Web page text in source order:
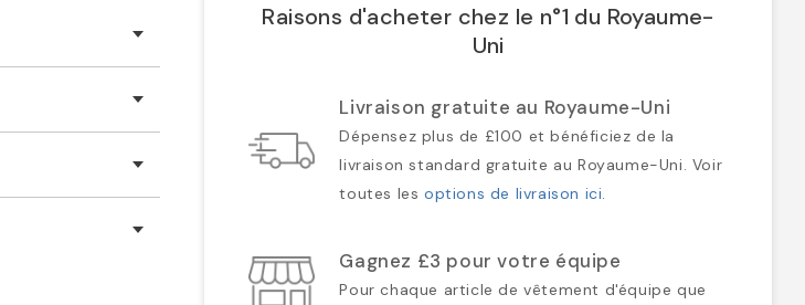
Raisons d'acheter chez le n°1 du Royaume-
Uni
Livraison gratuite au Royaume-Uni
Dépensez plus de £100 et bénéficiez de la
livraison standard gratuite au Royaume-Uni. Voir
toutes les options de livraison ici.
Gagnez £3 pour votre équipe
Pour chaque article de vêtement d'équipe que